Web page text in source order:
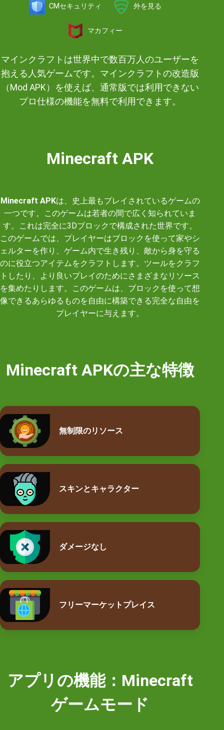
CMセキュリティ 外を見る
マカフィー
マインクラフトは世界中で数百万人のユーザーを
抱える人気ゲームです。マインクラフトの改造版
（Mod APK）を使えば、通常版では利用できない
プロ仕様の機能を無料で利用できます。
Minecraft APK
Minecraft APKは、史上最もプレイされているゲームの
一つです。このゲームは若者の間で広く知られていま
す。これは完全に3Dブロックで構成された世界です。
このゲームでは、プレイヤーはブロックを使って家やシ
ェルターを作り、ゲーム内で生き残り、敵から身を守る
のに役立つアイテムをクラフトします。ツールをクラフ
トしたり、より良いプレイのためにさまざまなリソース
を集めたりします。このゲームは、ブロックを使って想
像できるあらゆるものを自由に構築できる完全な自由を
プレイヤーに与えます。
Minecraft APKの主な特徴
無制限のリソース
スキンとキャラクター
ダメージなし
フリーマーケットプレイス
アプリの機能：Minecraft
ゲームモード